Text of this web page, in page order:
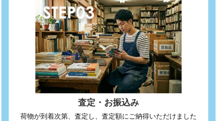
査定・お振込み
荷物が到着次第、査定し、査定額にご納得いただけました